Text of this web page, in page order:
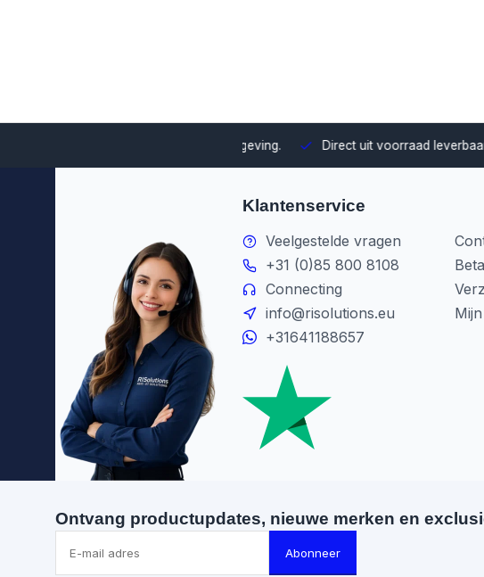
Direct uit voorraad leverbaar Dankzij
Klantenservice
Veelgestelde vragen
+31 (0)85 800 8108
Connecting
info@risolutions.eu
+31641188657
Ontvang productupdates, nieuwe merken en
Abonneer